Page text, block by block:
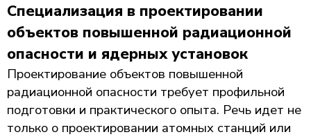
Специализация в проектировании
объектов повышенной радиационной
опасности и ядерных установок
Проектирование объектов повышенной
радиационной опасности требует профильной
подготовки и практического опыта. Речь идет не
только о проектировании атомных станций или